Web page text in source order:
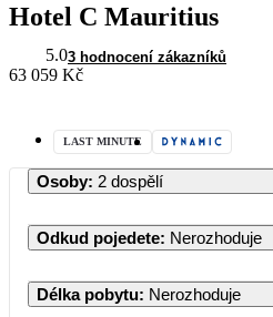
Hotel C Mauritius
5.03 hodnocení zákazníků
63 059 Kč
LAST MINUTE
Osoby: 2 dospělí
Odkud pojedete: Nerozhoduje
Délka pobytu: Nerozhoduje